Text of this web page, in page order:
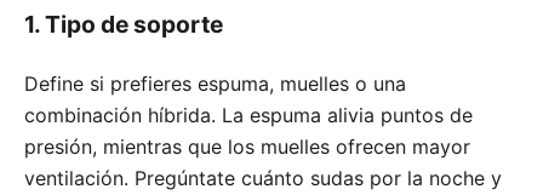
1. Tipo de soporte
Define si prefieres espuma, muelles o una
combinación híbrida. La espuma alivia puntos de
presión, mientras que los muelles ofrecen mayor
ventilación. Pregúntate cuánto sudas por la noche y